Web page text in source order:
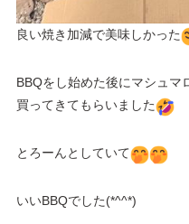
良い焼き加減で美味しかった
BBQをし始めた後にマシュマ
買ってきてもらいました
とろーんとしていて
いいBBQでした(*^^*)